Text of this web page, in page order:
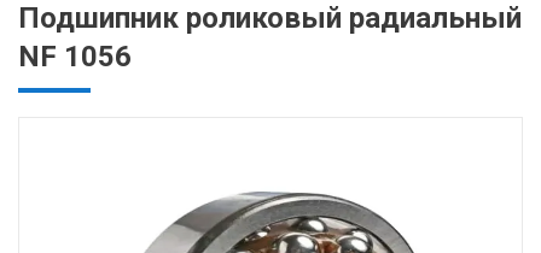
Подшипник роликовый радиальный
NF 1056